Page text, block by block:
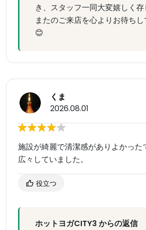
き、スタッフ一同大変嬉しく存
またのご来店を心よりお待ち
😊
くま
2026.08.01
施設が綺麗で清潔感がありよかった
広々していました。
役立つ
ホットヨガCITY3 からの返信